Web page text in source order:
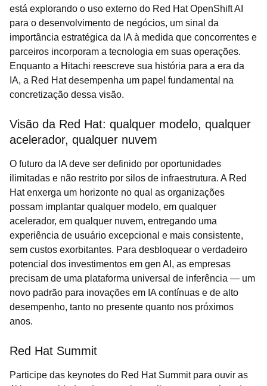
está explorando o uso externo do Red Hat OpenShift AI
para o desenvolvimento de negócios, um sinal da
importância estratégica da IA à medida que concorrentes e
parceiros incorporam a tecnologia em suas operações.
Enquanto a Hitachi reescreve sua história para a era da
IA, a Red Hat desempenha um papel fundamental na
concretização dessa visão.
Visão da Red Hat: qualquer modelo, qualquer
acelerador, qualquer nuvem
O futuro da IA deve ser definido por oportunidades
ilimitadas e não restrito por silos de infraestrutura. A Red
Hat enxerga um horizonte no qual as organizações
possam implantar qualquer modelo, em qualquer
acelerador, em qualquer nuvem, entregando uma
experiência de usuário excepcional e mais consistente,
sem custos exorbitantes. Para desbloquear o verdadeiro
potencial dos investimentos em gen AI, as empresas
precisam de uma plataforma universal de inferência — um
novo padrão para inovações em IA contínuas e de alto
desempenho, tanto no presente quanto nos próximos
anos.
Red Hat Summit
Participe das keynotes do Red Hat Summit para ouvir as